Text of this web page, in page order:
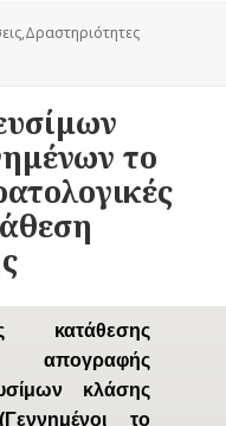
,Δραστηριότητες
το
κατάθεσης
απογραφής
κλάσης
το